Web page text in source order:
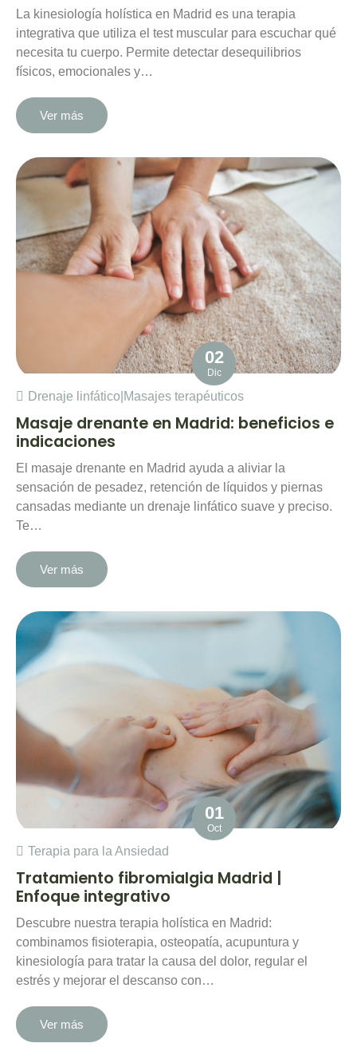
La kinesiología holística en Madrid es una terapia
integrativa que utiliza el test muscular para escuchar qué
necesita tu cuerpo. Permite detectar desequilibrios
físicos, emocionales y…
Ver más
02
Dic
Drenaje linfático Masajes terapéuticos
Masaje drenante en Madrid: beneficios e
indicaciones
El masaje drenante en Madrid ayuda a aliviar la
sensación de pesadez, retención de líquidos y piernas
cansadas mediante un drenaje linfático suave y preciso.
Te…
Ver más
01
Oct
Terapia para la Ansiedad
Tratamiento fibromialgia Madrid |
Enfoque integrativo
Descubre nuestra terapia holística en Madrid:
combinamos fisioterapia, osteopatía, acupuntura y
kinesiología para tratar la causa del dolor, regular el
estrés y mejorar el descanso con…
Ver más